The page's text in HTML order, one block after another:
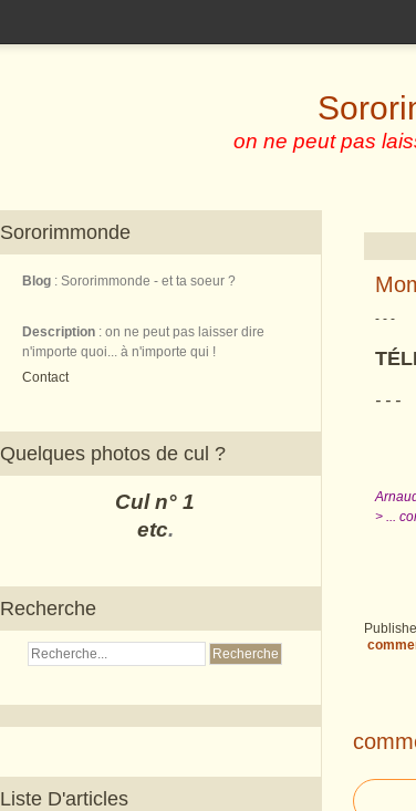
on ne peut pas
Sororimmonde
Blog : Sororimmonde - et ta soeur ?
Description : on ne peut pas laisser dire
n'importe quoi... à n'importe qui !
Contact
Quelques photos de cul ?
Cul n° 1
etc.
Recherche
Liste D'articles
- - -
- - -
> ...